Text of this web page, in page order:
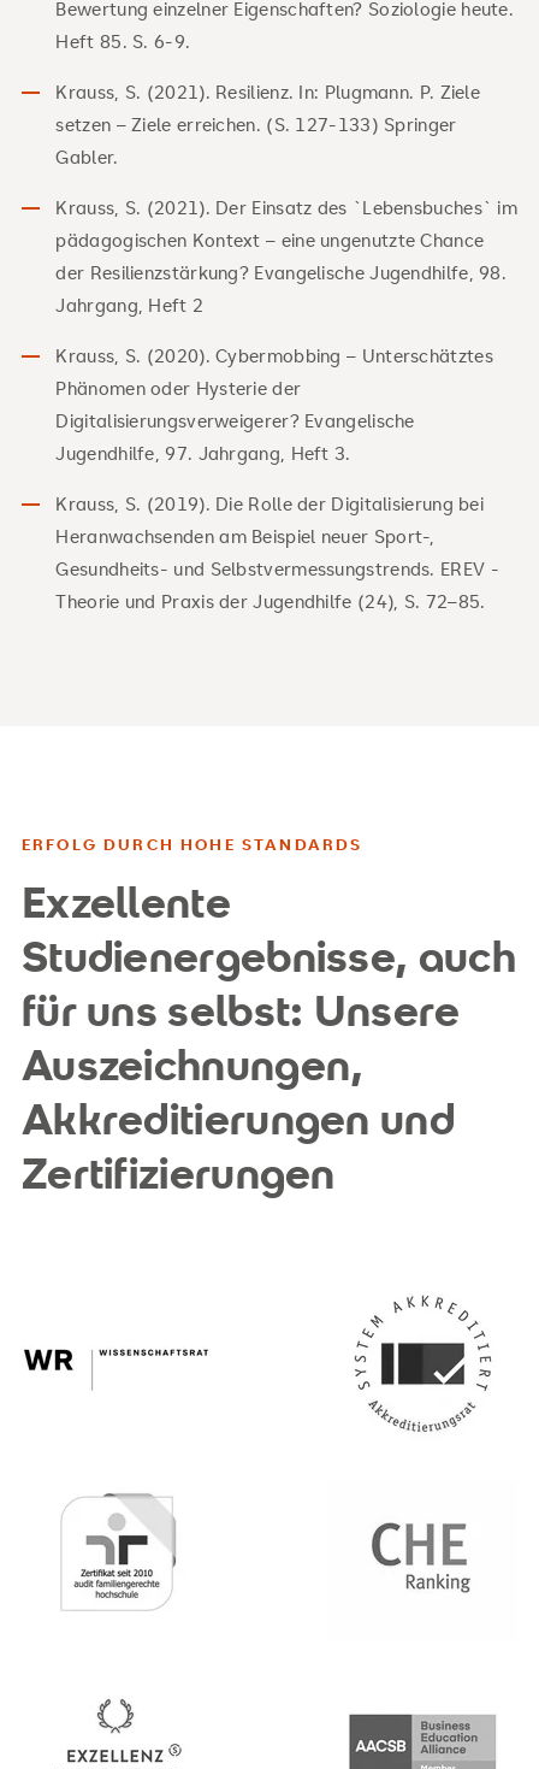
Bewertung einzelner Eigenschaften? Soziologie heute.
Heft 85. S. 6-9.
Krauss, S. (2021). Resilienz. In: Plugmann. P. Ziele
setzen – Ziele erreichen. (S. 127-133) Springer
Gabler.
Krauss, S. (2021). Der Einsatz des `Lebensbuches` im
pädagogischen Kontext – eine ungenutzte Chance
der Resilienzstärkung? Evangelische Jugendhilfe, 98.
Jahrgang, Heft 2
Krauss, S. (2020). Cybermobbing – Unterschätztes
Phänomen oder Hysterie der
Digitalisierungsverweigerer? Evangelische
Jugendhilfe, 97. Jahrgang, Heft 3.
Krauss, S. (2019). Die Rolle der Digitalisierung bei
Heranwachsenden am Beispiel neuer Sport-,
Gesundheits- und Selbstvermessungstrends. EREV -
Theorie und Praxis der Jugendhilfe (24), S. 72–85.
ERFOLG DURCH HOHE STANDARDS
Exzellente
Studienergebnisse, auch
für uns selbst: Unsere
Auszeichnungen,
Akkreditierungen und
Zertifizierungen